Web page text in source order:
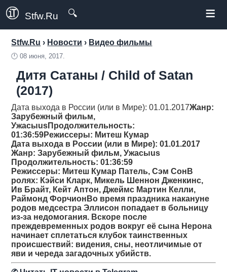
Stfw.Ru 🔍 ≡
Stfw.Ru › Новости › Видео фильмы
🕛08 июня, 2017.
Дитя Сатаны / Child of Satan
(2017)
Дата выхода в России (или в Мире): 01.01.2017Жанр:
Зарубежный фильм,
УжасыusПродолжительность:
01:36:59Режиссеры: Митеш Кумар
Дата выхода в России (или в Мире): 01.01.2017
Жанр: Зарубежный фильм, Ужасыus
Продолжительность: 01:36:59
Режиссеры: Митеш Кумар Патель, Сэм СонВ
ролях: Кэйси Кларк, Микель Шеннон Дженкинс,
Ив Брайт, Кейт Аптон, Джеймс Мартин Келли,
Раймонд ФорчионВо время праздника накануне
родов медсестра Эллисон попадает в больницу
из-за недомогания. Вскоре после
преждевременных родов вокруг её сына Нерона
начинает сплетаться клубок таинственных
происшествий: видения, сны, неотличимые от
яви и череда загадочных убийств.